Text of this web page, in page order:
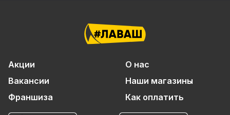
Акции
О нас
Вакансии
Наши магазины
Франшиза
Как оплатить